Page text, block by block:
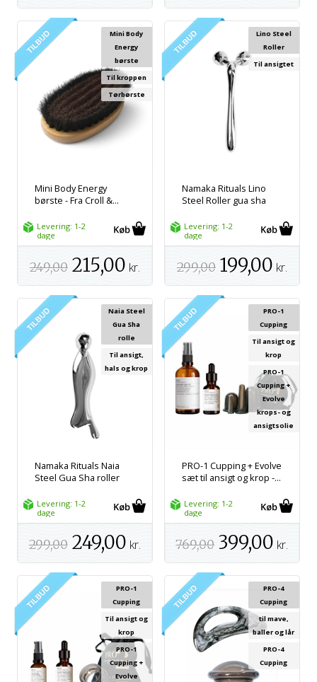
Mini Body Energy
børste - Fra Croll &...
Mini Body
Energy
børste
Til kroppen
Tørbørste
Levering: 1-2
dage
249,00 215,00 kr.
Namaka Rituals Lino
Steel Roller gua sha
Lino Steel
Roller
Til ansigtet
Levering: 1-2
dage
299,00 199,00 kr.
Namaka Rituals Naia
Steel Gua Sha roller
Naia Steel
Gua Sha
rolle
Til ansigt,
hals og krop
Levering: 1-2
dage
299,00 249,00 kr.
PRO-1 Cupping + Evolve
sæt til ansigt og krop -...
PRO-1
Cupping
Til ansigt og
krop
PRO-1
Cupping +
Evolve
krops- og
ansigtsolie
Levering: 1-2
dage
769,00 399,00 kr.
PRO-1
Cupping
Til ansigt og
krop
PRO-1
Cupping +
Evolve
PRO-4
Cupping
til mave,
baller og lår
PRO-4
Cupping